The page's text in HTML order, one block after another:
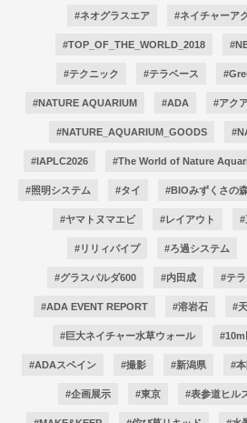
#ネオグラスエア #ネイチャーア
#TOP_OF_THE_WORLD_2018
#テクニック #テラベース
#NATURE AQUARIUM #ADA #アク
#NATURE_AQUARIUM_GOODS
#IAPLC2026 #The World of Nature
#照明システム #タイ #BIOみずくさの
#ヤマトヌマエビ #レイアウト #
#リリィパイプ #ろ過システム
#グラスパルダ600 #内田成 #テ
#ADA EVENT REPORT #溶岩石 #
#巨大ネイチャー水草ウォール #10m
#ADAスペイン #撮影 #新潟県 #
#企画展示 #東京 #表参道ヒル